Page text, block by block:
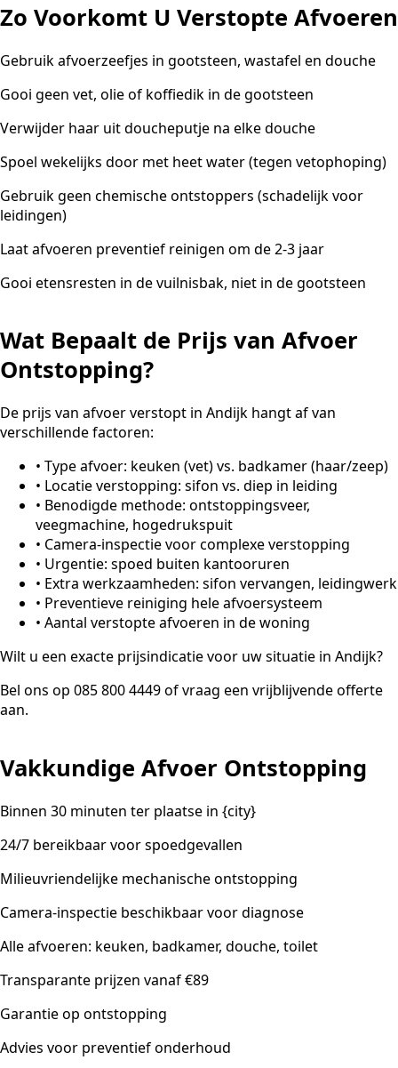
Zo Voorkomt U Verstopte Afvoeren
Gebruik afvoerzeefjes in gootsteen, wastafel en douche
Gooi geen vet, olie of koffiedik in de gootsteen
Verwijder haar uit doucheputje na elke douche
Spoel wekelijks door met heet water (tegen vetophoping)
Gebruik geen chemische ontstoppers (schadelijk voor
leidingen)
Laat afvoeren preventief reinigen om de 2-3 jaar
Gooi etensresten in de vuilnisbak, niet in de gootsteen
Wat Bepaalt de Prijs van Afvoer
Ontstopping?
De prijs van afvoer verstopt in Andijk hangt af van
verschillende factoren:
• Type afvoer: keuken (vet) vs. badkamer (haar/zeep)
• Locatie verstopping: sifon vs. diep in leiding
• Benodigde methode: ontstoppingsveer,
veegmachine, hogedrukspuit
• Camera-inspectie voor complexe verstopping
• Urgentie: spoed buiten kantooruren
• Extra werkzaamheden: sifon vervangen, leidingwerk
• Preventieve reiniging hele afvoersysteem
• Aantal verstopte afvoeren in de woning
Wilt u een exacte prijsindicatie voor uw situatie in Andijk?
Bel ons op 085 800 4449 of vraag een vrijblijvende offerte
aan.
Vakkundige Afvoer Ontstopping
Binnen 30 minuten ter plaatse in {city}
24/7 bereikbaar voor spoedgevallen
Milieuvriendelijke mechanische ontstopping
Camera-inspectie beschikbaar voor diagnose
Alle afvoeren: keuken, badkamer, douche, toilet
Transparante prijzen vanaf €89
Garantie op ontstopping
Advies voor preventief onderhoud